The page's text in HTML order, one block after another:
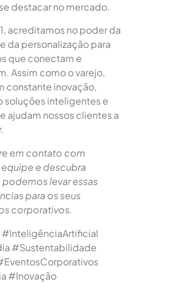
destacar no mercado.
acreditamos no poder da
da personalização para
que conectam e
Assim como o varejo,
constante inovação,
soluções inteligentes e
ajudam nossos clientes a
em contato com
equipe e descubra
levar essas
para os seus
corporativos.
#Sustentabilidade
#Inovação